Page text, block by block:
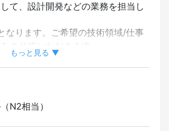
3年以上お持ちの⽅。
Design、Computer Aided
設計経験がある方。
リーダー経験がある方。
て、設計開発などの業務を担当し
なります。ご希望の技術領域/仕事
させていただきます。
が多数あり、受け⼊れ先企業での研
設計
計
もっと見る ▼
N2相当）